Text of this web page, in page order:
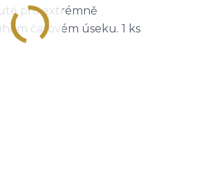
pro extrémně
časovém úseku. 1 ks